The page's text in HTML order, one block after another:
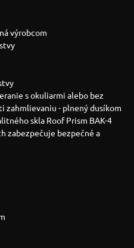
výrobcom
s okuliarmi alebo bez
zahmlievaniu - plnený dusíkom
skla Roof Prism BAK-4
zabezpečuje bezpečné a